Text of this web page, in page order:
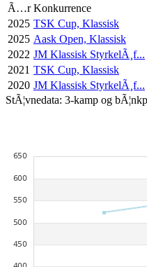
Ã…r Konkurrence
2025 TSK Cup, Klassisk
2025 Aask Open, Klassisk
2022 JM Klassisk StyrkelÃ¸f...
2021 TSK Cup, Klassisk
2020 JM Klassisk StyrkelÃ¸f...
StÃ¦vnedata: 3-kamp og